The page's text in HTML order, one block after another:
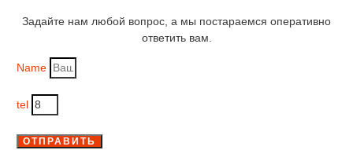
Задайте нам любой вопрос, а мы постараемся оперативно
ответить вам.
Name
tel
ОТПРАВИТЬ